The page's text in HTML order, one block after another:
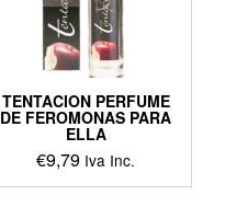
TENTACION PERFUME
DE FEROMONAS PARA
ELLA
€9,79 Iva Inc.